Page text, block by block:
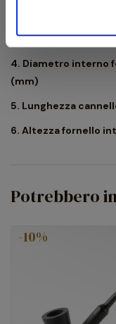
3. Diametro esterno
(mm)
4. Diametro interno
(mm)
5. Lunghezza
6. Altezza fornello
Potrebbero
-10%